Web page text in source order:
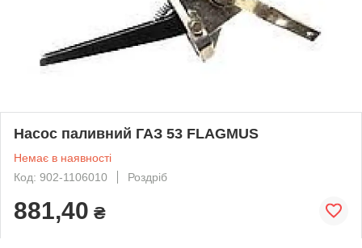
Насос паливний ГАЗ 53 FLAGMUS
Немає в наявності
Код: 902-1106010
Роздріб
881,40 ₴